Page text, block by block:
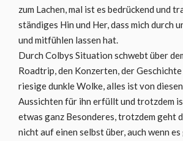
zum Lachen, mal ist es bedrückend und
ständiges Hin und Her, dass mich durch
und mitfühlen lassen hat.
Durch Colbys Situation schwebt über
Roadtrip, den Konzerten, der
riesige dunkle Wolke, alles ist von
Aussichten für ihn erfüllt und trotzdem
etwas ganz Besonderes, trotzdem geht
nicht auf einen selbst über, auch wenn